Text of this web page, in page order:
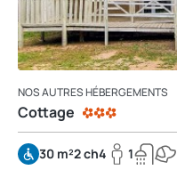
NOS AUTRES HÉBERGEMENTS
Cottage
30 m²2 ch4 1